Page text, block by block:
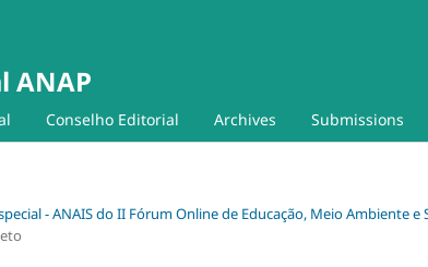
ANAP
Conselho Editorial Archives Submissions
- ANAIS do II Fórum Online de Educação, Meio Ambiente